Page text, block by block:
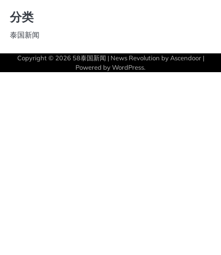
分类
泰国新闻
Copyright © 2026 58泰国新闻 | News Revolution byAscendoor|
Powered byWordPress.